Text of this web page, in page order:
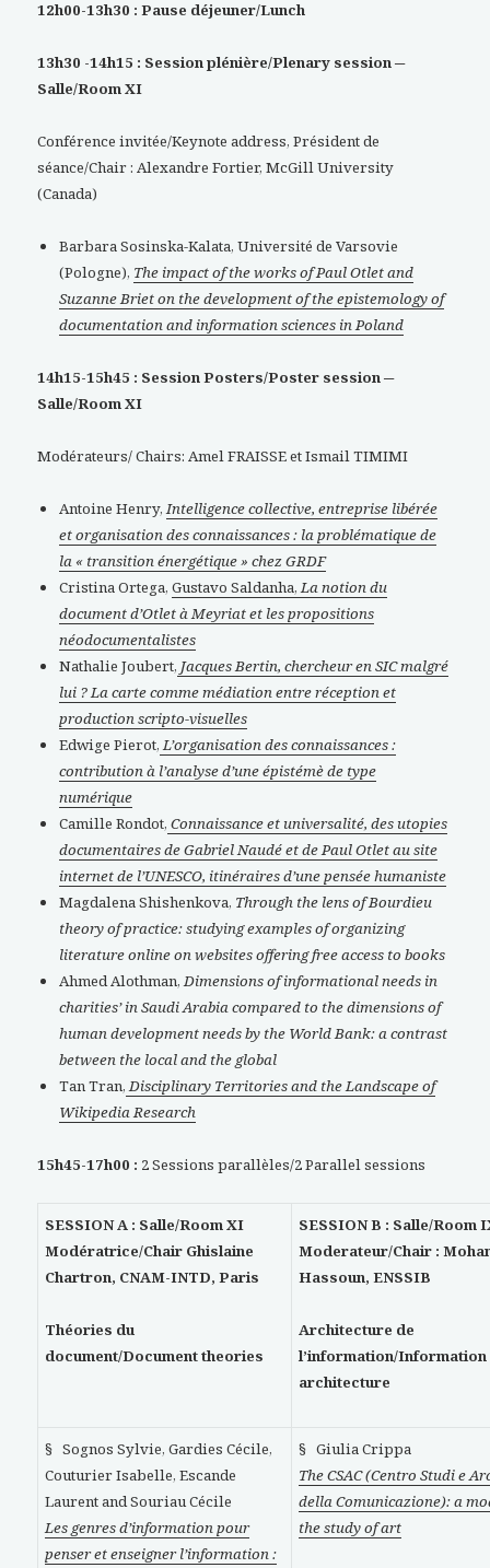
12h00-13h30 : Pause déjeuner/Lunch
13h30 -14h15 : Session plénière/Plenary session ─
Salle/Room XI
Conférence invitée/Keynote address, Président de
séance/Chair : Alexandre Fortier, McGill University
(Canada)
Barbara Sosinska-Kalata, Université de Varsovie
(Pologne), The impact of the works of Paul Otlet and
Suzanne Briet on the development of the epistemology of
documentation and information sciences in Poland
14h15-15h45 : Session Posters/Poster session ─
Salle/Room XI
Modérateurs/ Chairs: Amel FRAISSE et Ismail TIMIMI
Antoine Henry,Intelligence collective, entreprise libérée
et organisation des connaissances : la problématique de
la « transition énergétique » chez GRDF
Cristina Ortega,Gustavo Saldanha,La notion du
document d’Otlet à Meyriat et les propositions
néodocumentalistes
Nathalie Joubert, Jacques Bertin, chercheur en SIC malgré
lui ? La carte comme médiation entre réception et
production scripto-visuelles
Edwige Pierot,L’organisation des connaissances :
contribution à l’analyse d’une épistémè de type
numérique
Camille Rondot, Connaissance et universalité, des utopies
documentaires de Gabriel Naudé et de Paul Otlet au site
internet de l’UNESCO, itinéraires d’une pensée humaniste
Magdalena Shishenkova, Through the lens of Bourdieu
theory of practice: studying examples of organizing
literature online on websites offering free access to books
Ahmed Alothman,Dimensions of informational needs in
charities’ in Saudi Arabia compared to the dimensions of
human development needs by the World Bank: a contrast
between the local and the global
Tan Tran,Disciplinary Territories and the Landscape of
Wikipedia Research
15h45-17h00 : 2 Sessions parallèles/2 Parallel sessions
SESSION A : Salle/Room XI
Modératrice/Chair Ghislaine
Chartron, CNAM-INTD, Paris
Théories du
document/Document theories
SESSION B : Salle/Room
Moderateur/Chair :
Hassoun, ENSSIB
Architecture de
l’information/Information
architecture
§ Sognos Sylvie, Gardies Cécile,
Couturier Isabelle, Escande
Laurent and Souriau Cécile
Les genres d’information pour
penser et enseigner l’information :
§ Giulia Crippa
The CSAC (Centro Studi e
della Comunicazione): a
the study of art